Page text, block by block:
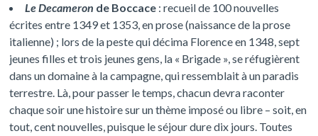
Le Decameron de Boccace : recueil de 100 nouvelles
écrites entre 1349 et 1353, en prose (naissance de la prose
italienne) ; lors de la peste qui décima Florence en 1348, sept
jeunes filles et trois jeunes gens, la « Brigade », se réfugièrent
dans un domaine à la campagne, qui ressemblait à un paradis
terrestre. Là, pour passer le temps, chacun devra raconter
chaque soir une histoire sur un thème imposé ou libre – soit, en
tout, cent nouvelles, puisque le séjour dure dix jours. Toutes